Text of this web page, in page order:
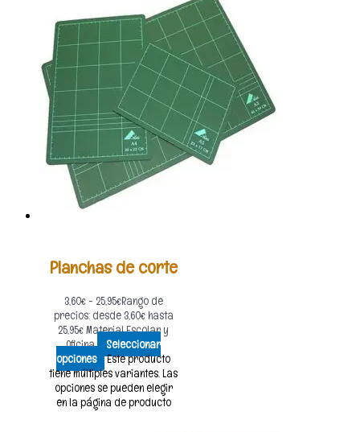
Planchas de corte
3,60€ - 25,95€Rango de
precios: desde 3,60€ hasta
25,95€Material Escolar y
Oficina
Seleccionar
opciones
Este producto
tiene múltiples variantes. Las
opciones se pueden elegir
en la página de producto